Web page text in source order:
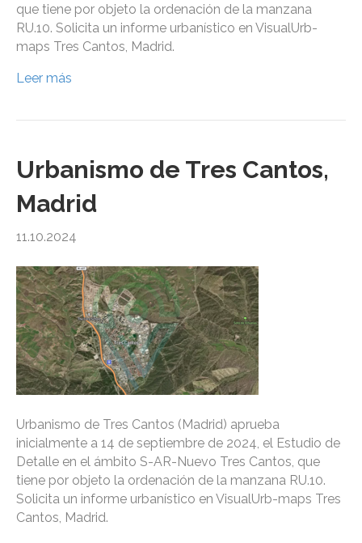
que tiene por objeto la ordenación de la manzana
RU.10. Solicita un informe urbanístico en VisualUrb-
maps Tres Cantos, Madrid.
Leer más
Urbanismo de Tres Cantos,
Madrid
11.10.2024
Urbanismo de Tres Cantos (Madrid) aprueba
inicialmente a 14 de septiembre de 2024, el Estudio de
Detalle en el ámbito S-AR-Nuevo Tres Cantos, que
tiene por objeto la ordenación de la manzana RU.10.
Solicita un informe urbanístico en VisualUrb-maps Tres
Cantos, Madrid.